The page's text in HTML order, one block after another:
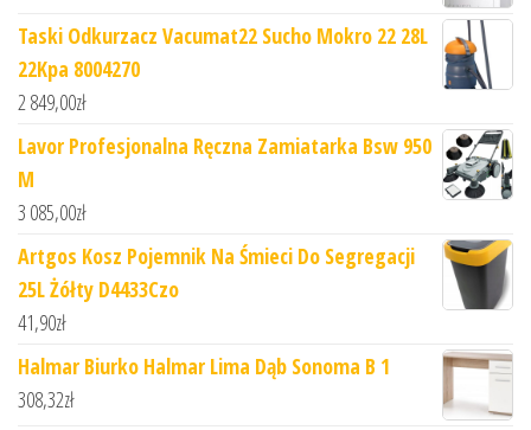
Taski Odkurzacz Vacumat22 Sucho Mokro 22 28L
22Kpa 8004270
2 849,00zł
Lavor Profesjonalna Ręczna Zamiatarka Bsw 950
M
3 085,00zł
Artgos Kosz Pojemnik Na Śmieci Do Segregacji
25L Żółty D4433Czo
41,90zł
Halmar Biurko Halmar Lima Dąb Sonoma B 1
308,32zł